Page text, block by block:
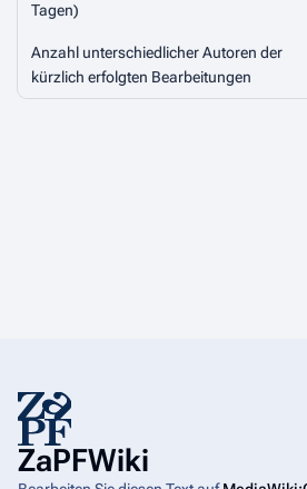
Tagen)
Anzahl unterschiedlicher Autoren der
kürzlich erfolgten Bearbeitungen
ZaPFWiki